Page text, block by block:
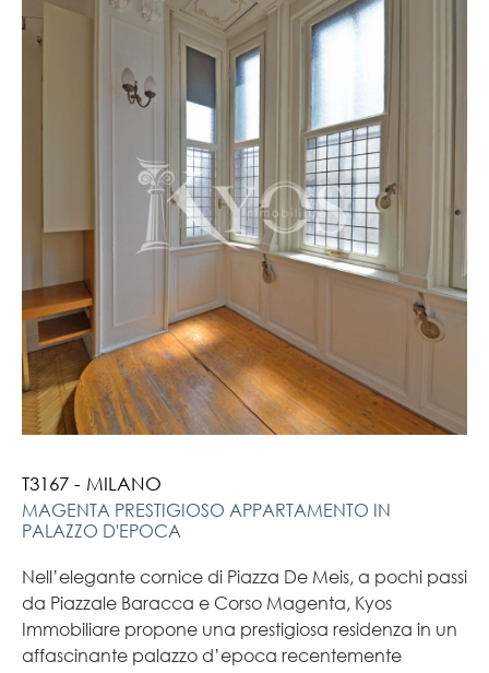
T3167 - MILANO
MAGENTA PRESTIGIOSO APPARTAMENTO IN
PALAZZO D'EPOCA
Nell’elegante cornice di Piazza De Meis, a pochi passi
da Piazzale Baracca e Corso Magenta, Kyos
Immobiliare propone una prestigiosa residenza in un
affascinante palazzo d’epoca recentemente